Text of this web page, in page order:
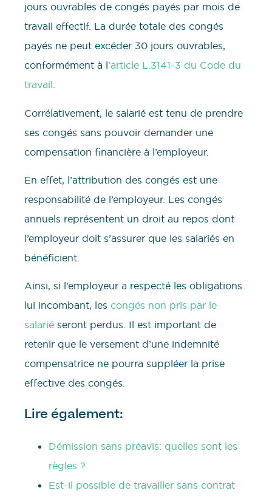
jours ouvrables de congés payés par mois de
travail effectif. La durée totale des congés
payés ne peut excéder 30 jours ouvrables,
conformément à l’article L.3141-3 du Code du
travail.
Corrélativement, le salarié est tenu de prendre
ses congés sans pouvoir demander une
compensation financière à l’employeur.
En effet, l’attribution des congés est une
responsabilité de l’employeur. Les congés
annuels représentent un droit au repos dont
l’employeur doit s’assurer que les salariés en
bénéficient.
Ainsi, si l’employeur a respecté les obligations
lui incombant, les congés non pris par le
salarié seront perdus. Il est important de
retenir que le versement d’une indemnité
compensatrice ne pourra suppléer la prise
effective des congés.
Lire également:
Démission sans préavis: quelles sont les
règles ?
Est-il possible de travailler sans contrat